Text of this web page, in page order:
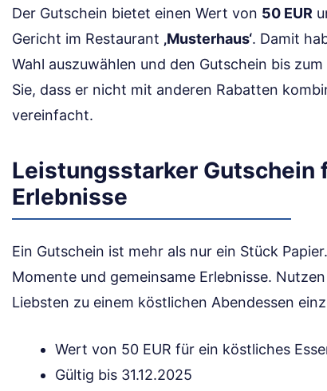
Der Gutschein bietet einen Wert von 50 EUR
Gericht im Restaurant ‚Musterhaus‘. Damit
Wahl auszuwählen und den Gutschein bis zum
Sie, dass er nicht mit anderen Rabatten
vereinfacht.
Leistungsstarker Gutschein
Erlebnisse
Ein Gutschein ist mehr als nur ein Stück
Momente und gemeinsame Erlebnisse.
Liebsten zu einem köstlichen Abendessen
Wert von 50 EUR für ein köstliches
Gültig bis 31.12.2025